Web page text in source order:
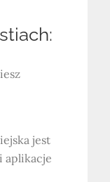
jest
aplikacje